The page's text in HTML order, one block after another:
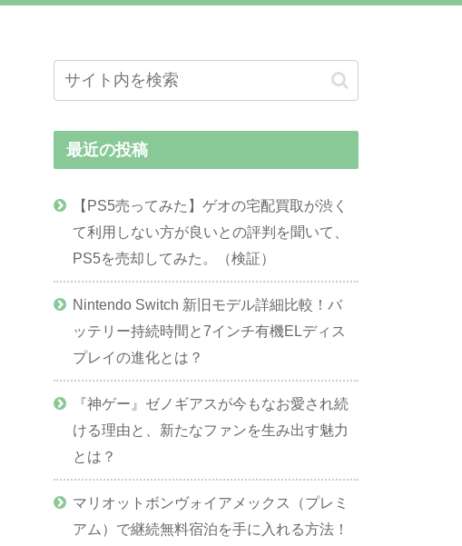
最近の投稿
【PS5売ってみた】ゲオの宅配買取が渋く
て利用しない方が良いとの評判を聞いて、
PS5を売却してみた。（検証）
Nintendo Switch 新旧モデル詳細比較！バ
ッテリー持続時間と7インチ有機ELディス
プレイの進化とは？
『神ゲー』ゼノギアスが今もなお愛され続
ける理由と、新たなファンを生み出す魅力
とは？
マリオットボンヴォイアメックス（プレミ
アム）で継続無料宿泊を手に入れる方法！